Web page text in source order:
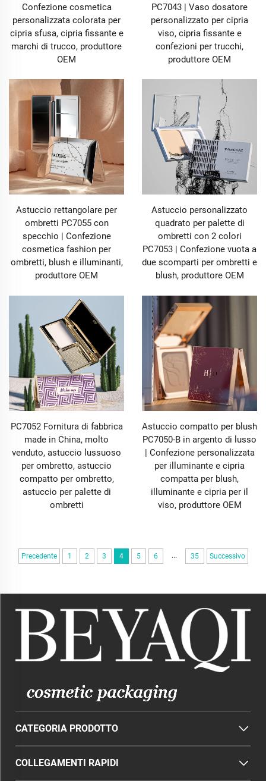
Confezione cosmetica
personalizzata colorata per
cipria sfusa, cipria fissante e
marchi di trucco, produttore
OEM
PC7043 | Vaso dosatore
personalizzato per cipria
viso, cipria fissante e
confezioni per trucchi,
produttore OEM
Astuccio rettangolare per
ombretti PC7055 con
specchio | Confezione
cosmetica fashion per
ombretti, blush e illuminanti,
produttore OEM
Astuccio personalizzato
quadrato per palette di
ombretti con 2 colori
PC7053 | Confezione vuota a
due scomparti per ombretti e
blush, produttore OEM
PC7052 Fornitura di fabbrica
made in China, molto
venduto, astuccio lussuoso
per ombretto, astuccio
compatto per ombretto,
astuccio per palette di
ombretti
Astuccio compatto per blush
PC7050-B in argento di lusso
| Confezione personalizzata
per illuminante e cipria
compatta per blush,
illuminante e cipria per il
viso, produttore OEM
Precedente 1 2 3 4 5 6 ... 35 Successivo
CATEGORIA PRODOTTO
COLLEGAMENTI RAPIDI